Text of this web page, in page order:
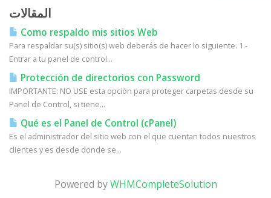
المقالات
Como respaldo mis sitios Web
Para respaldar su(s) sitio(s) web deberás de hacer lo siguiente. 1.-
Entrar a tu panel de control...
Protección de directorios con Password
IMPORTANTE: NO USE esta opción para proteger carpetas desde su
Panel de Control, si tiene...
Qué es el Panel de Control (cPanel)
Es el administrador del sitio web con el que cuentan todos nuestros
clientes y es desde donde se...
Powered byWHMCompleteSolution